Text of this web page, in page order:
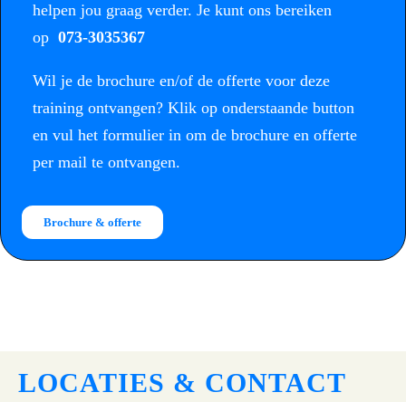
helpen jou graag verder. Je kunt ons bereiken
op 073-3035367
Wil je de brochure en/of de offerte voor deze
training ontvangen? Klik op onderstaande button
en vul het formulier in om de brochure en offerte
per mail te ontvangen.
Brochure & offerte
LOCATIES & CONTACT